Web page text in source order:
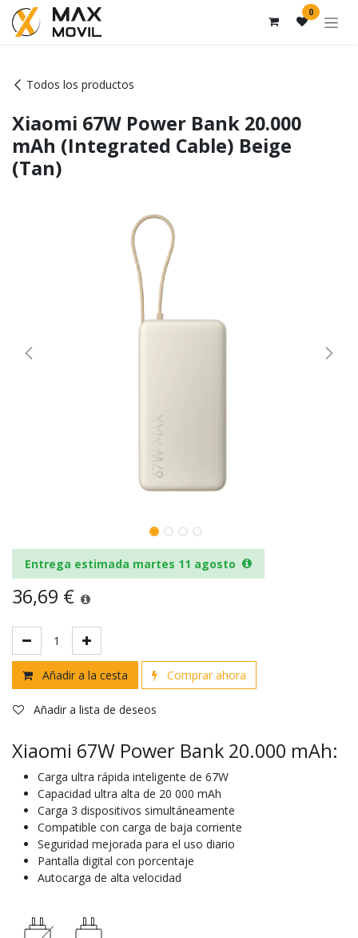
Ir al contenido 0
Todos los productos
Xiaomi 67W Power Bank 20.000
mAh (Integrated Cable) Beige
(Tan)
Entrega estimada martes 11 agosto
36,69 €
Añadir a la cesta Comprar ahora
Añadir a lista de deseos
Xiaomi 67W Power Bank 20.000 mAh:
Carga ultra rápida inteligente de 67W
Capacidad ultra alta de 20 000 mAh
Carga 3 dispositivos simultáneamente
Compatible con carga de baja corriente
Seguridad mejorada para el uso diario
Pantalla digital con porcentaje
Autocarga de alta velocidad